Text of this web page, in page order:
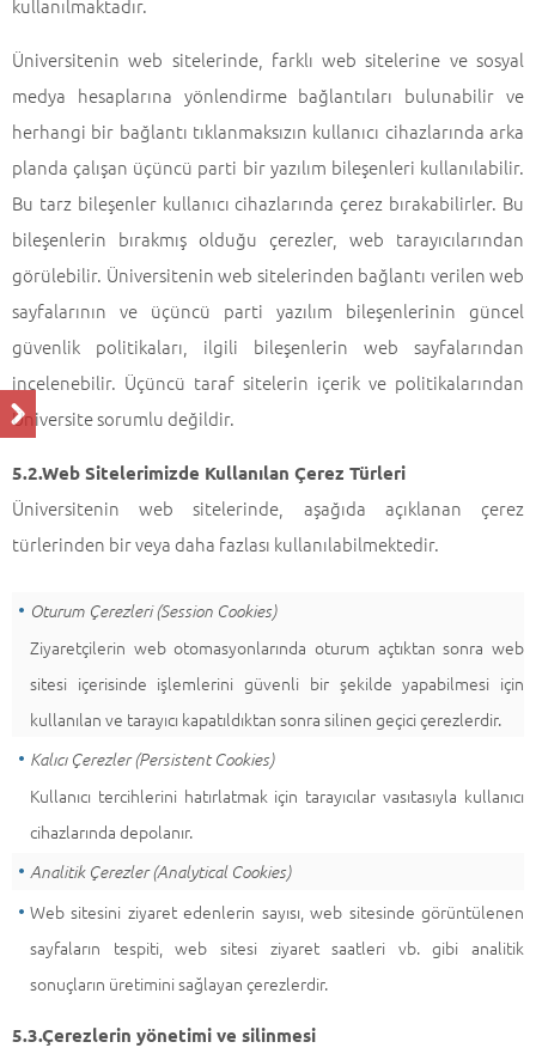
kullanılmaktadır.
Üniversitenin web sitelerinde, farklı web sitelerine ve sosyal
medya hesaplarına yönlendirme bağlantıları bulunabilir ve
herhangi bir bağlantı tıklanmaksızın kullanıcı cihazlarında arka
planda çalışan üçüncü parti bir yazılım bileşenleri kullanılabilir.
Bu tarz bileşenler kullanıcı cihazlarında çerez bırakabilirler. Bu
bileşenlerin bırakmış olduğu çerezler, web tarayıcılarından
görülebilir. Üniversitenin web sitelerinden bağlantı verilen web
sayfalarının ve üçüncü parti yazılım bileşenlerinin güncel
güvenlik politikaları, ilgili bileşenlerin web sayfalarından
incelenebilir. Üçüncü taraf sitelerin içerik ve politikalarından
Üniversite sorumlu değildir.
5.2.Web Sitelerimizde Kullanılan Çerez Türleri
Üniversitenin web sitelerinde, aşağıda açıklanan çerez
türlerinden bir veya daha fazlası kullanılabilmektedir.
Oturum Çerezleri (Session Cookies)
Ziyaretçilerin web otomasyonlarında oturum açtıktan sonra web
sitesi içerisinde işlemlerini güvenli bir şekilde yapabilmesi için
kullanılan ve tarayıcı kapatıldıktan sonra silinen geçici çerezlerdir.
Kalıcı Çerezler (Persistent Cookies)
Kullanıcı tercihlerini hatırlatmak için tarayıcılar vasıtasıyla kullanıcı
cihazlarında depolanır.
Analitik Çerezler (Analytical Cookies)
Web sitesini ziyaret edenlerin sayısı, web sitesinde görüntülenen
sayfaların tespiti, web sitesi ziyaret saatleri vb. gibi analitik
sonuçların üretimini sağlayan çerezlerdir.
5.3.Çerezlerin yönetimi ve silinmesi